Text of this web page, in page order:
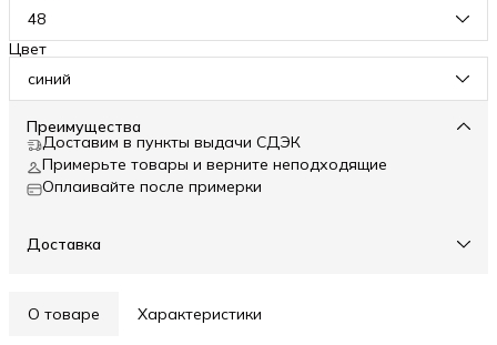
48
Цвет
синий
Преимущества
Доставим в пункты выдачи СДЭК
Примерьте товары и верните неподходящие
Оплаивайте после примерки
Доставка
О товаре Характеристики